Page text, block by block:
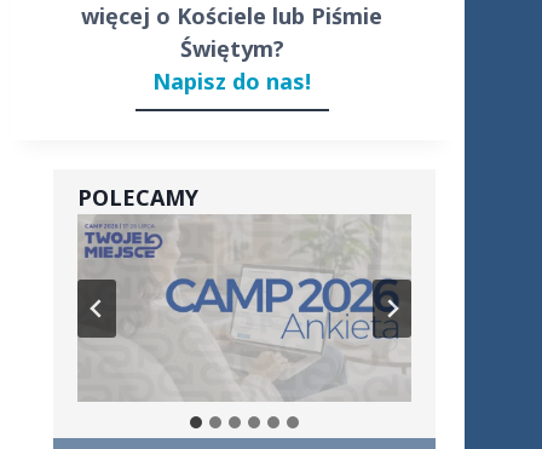
więcej o Kościele lub Piśmie
Świętym?
Napisz do nas!
POLECAMY